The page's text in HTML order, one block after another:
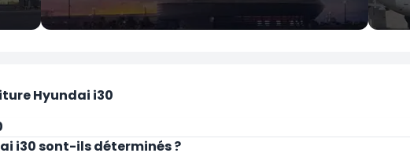
Hyundai i30
i30 sont-ils déterminés ?